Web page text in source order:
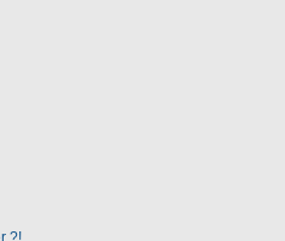
?!